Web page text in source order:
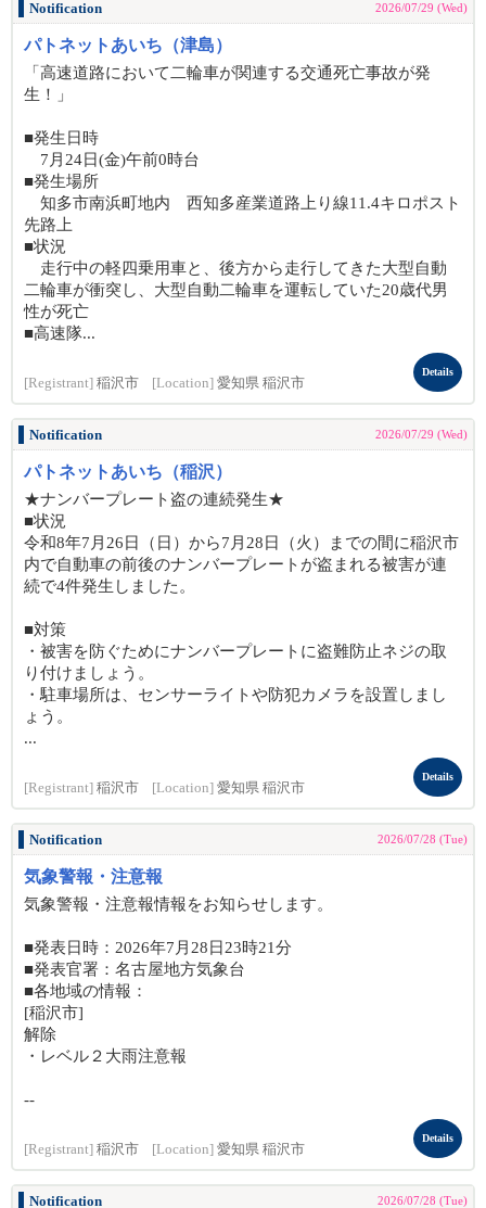
Notification 2026/07/29 (Wed)
パトネットあいち（津島）
「高速道路において二輪車が関連する交通死亡事故が発
生！」
■発生日時
7月24日(金)午前0時台
■発生場所
知多市南浜町地内 西知多産業道路上り線11.4キロポスト
先路上
■状況
走行中の軽四乗用車と、後方から走行してきた大型自動
二輪車が衝突し、大型自動二輪車を運転していた20歳代男
性が死亡
■高速隊...
[Registrant] 稲沢市 [Location] 愛知県 稲沢市
Details
Notification 2026/07/29 (Wed)
パトネットあいち（稲沢）
★ナンバープレート盗の連続発生★
■状況
令和8年7月26日（日）から7月28日（火）までの間に稲沢市
内で自動車の前後のナンバープレートが盗まれる被害が連
続で4件発生しました。
■対策
・被害を防ぐためにナンバープレートに盗難防止ネジの取
り付けましょう。
・駐車場所は、センサーライトや防犯カメラを設置しまし
ょう。
...
[Registrant] 稲沢市 [Location] 愛知県 稲沢市
Details
Notification 2026/07/28 (Tue)
気象警報・注意報
気象警報・注意報情報をお知らせします。
■発表日時：2026年7月28日23時21分
■発表官署：名古屋地方気象台
■各地域の情報：
[稲沢市]
解除
・レベル２大雨注意報
--
[Registrant] 稲沢市 [Location] 愛知県 稲沢市
Details
Notification 2026/07/28 (Tue)